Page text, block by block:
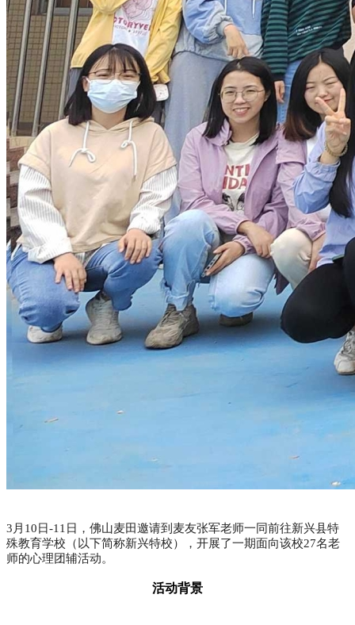
3 月 10 日-11 日，佛山麦田邀请到麦友张军老师一同前往新兴县特
殊教育学校（以下简称新兴特校），开展了一期面向该校27名老
师的心理团辅活动。
活动背景